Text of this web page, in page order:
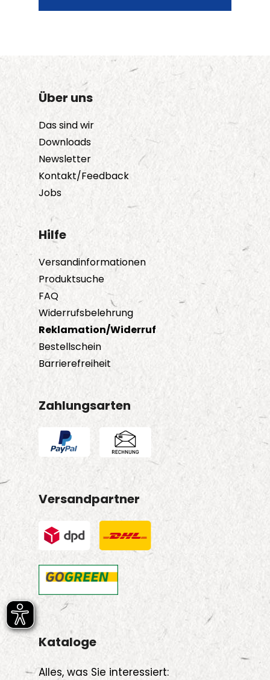
Über uns
Das sind wir
Downloads
Newsletter
Kontakt/Feedback
Jobs
Hilfe
Versandinformationen
Produktsuche
FAQ
Widerrufsbelehrung
Reklamation/Widerruf
Bestellschein
Barrierefreiheit
Zahlungsarten
Versandpartner
Kataloge
Alles, was Sie interessiert: